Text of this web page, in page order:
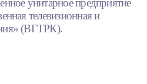
унитарное предприятие
телевизионная и
(ВГТРК).